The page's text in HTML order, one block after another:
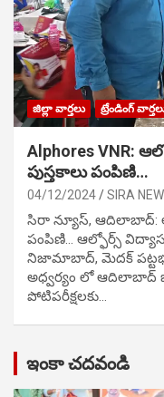
జిల్లా వార్తలు ట్రేండింగ్
Alphores VNR:
పుస్తకాలు పంపిణి…
04/12/2024 SIRA
సిరా న్యూస్, ఆదిలాబాద్:
పంపిణి… ఆల్ఫోర్స్
నిజామాబాద్, మెదక్
అధ్వర్యం లో ఆదిలాబాద్
పోటిప‌రీక్ష‌ల‌కు…
ఇంకా చదవండి